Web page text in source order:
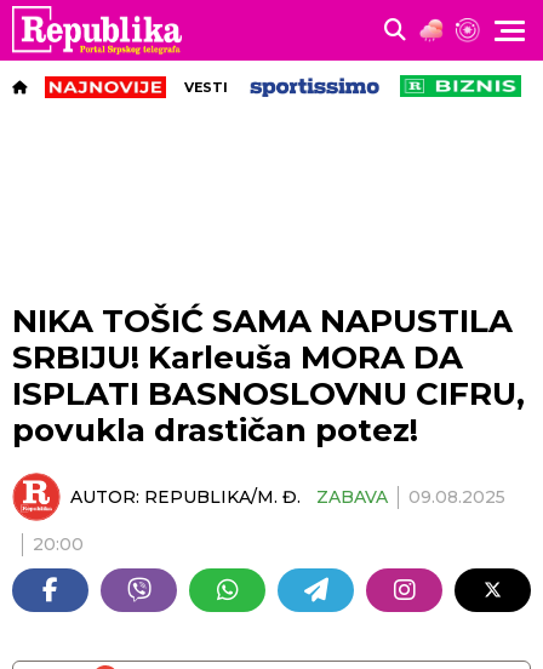
VESTI
NIKA TOŠIĆ SAMA NAPUSTILA
SRBIJU! Karleuša MORA DA
ISPLATI BASNOSLOVNU CIFRU,
povukla drastičan potez!
AUTOR: REPUBLIKA/M. Đ. ZABAVA 09.08.2025
20:00